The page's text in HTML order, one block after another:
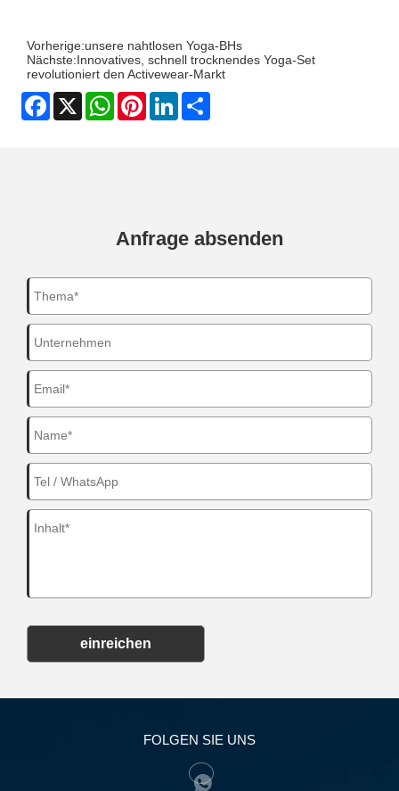
Vorherige:unsere nahtlosen Yoga-BHs
Nächste:Innovatives, schnell trocknendes Yoga-Set
revolutioniert den Activewear-Markt
Facebook
X WhatsAppPinterestLinkedIn
Anfrage absenden
einreichen
FOLGEN SIE UNS